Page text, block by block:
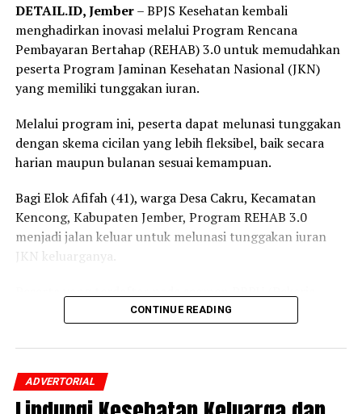
DETAIL.ID, Jember– BPJS Kesehatan kembali
menghadirkan inovasi melalui Program Rencana
Pembayaran Bertahap (REHAB) 3.0 untuk memudahkan
peserta Program Jaminan Kesehatan Nasional (JKN)
yang memiliki tunggakan iuran.
Melalui program ini, peserta dapat melunasi tunggakan
dengan skema cicilan yang lebih fleksibel, baik secara
harian maupun bulanan sesuai kemampuan.
Bagi Elok Afifah (41), warga Desa Cakru, Kecamatan
Kencong, Kabupaten Jember, Program REHAB 3.0
menjadi jalan keluar untuk melunasi tunggakan iuran
JKN keluarganya.
Bukan Penerima Upah) dan BP (Bukan Pekerja)
Pemerintah Daerah itu mengaku awalnya belum
mengetahui adanya program tersebut.
Setelah mendapatkan penjelasan dari petugas BPJS
Kesehatan mengenai skema cicilan dan prosedur
CONTINUE READING
ADVERTORIAL